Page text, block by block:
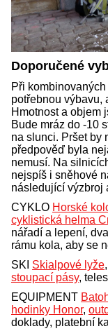
Doporučené
Při
potřebnou výbavu,
Hmotnost a objem
Bude mráz do -10
na slunci. Pršet by
předpověď byla
nemusí. Na
nejspíš i sněhové
následující výzbroj
CYKLO Horské
cyklistická helma
nářadí a lepení,
rámu kola, aby se
SKI Skialpové lyže
stoupací pásy,
EQUIPMENT
hodinky Honor,
doklady, platební